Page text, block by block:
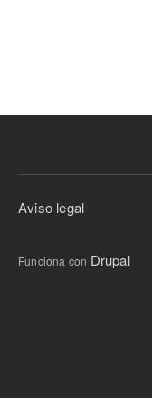
Aviso legal
Funciona con Drupal